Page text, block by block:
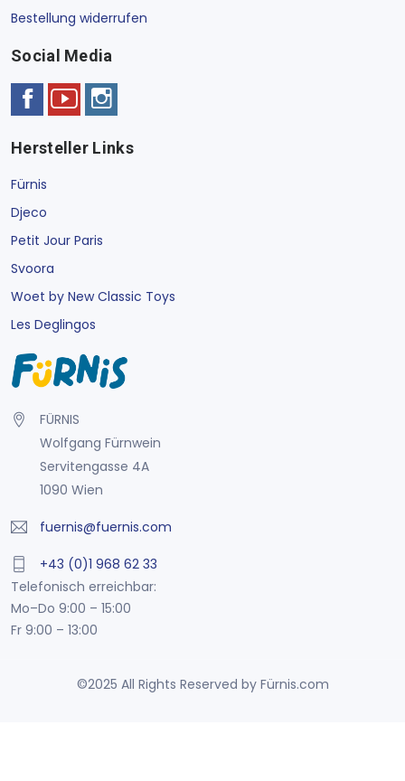
Bestellung widerrufen
Social Media
Hersteller Links
Fürnis
Djeco
Petit Jour Paris
Svoora
Woet by New Classic Toys
Les Deglingos
FÜRNIS
Wolfgang Fürnwein
Servitengasse 4A
1090 Wien
fuernis@fuernis.com
+43 (0)1 968 62 33
Telefonisch erreichbar:
Mo–Do 9:00 – 15:00
Fr 9:00 – 13:00
©2025 All Rights Reserved by Fürnis.com